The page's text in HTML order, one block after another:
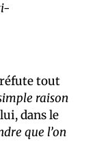
réfute tout
raison
dans le
que l’on